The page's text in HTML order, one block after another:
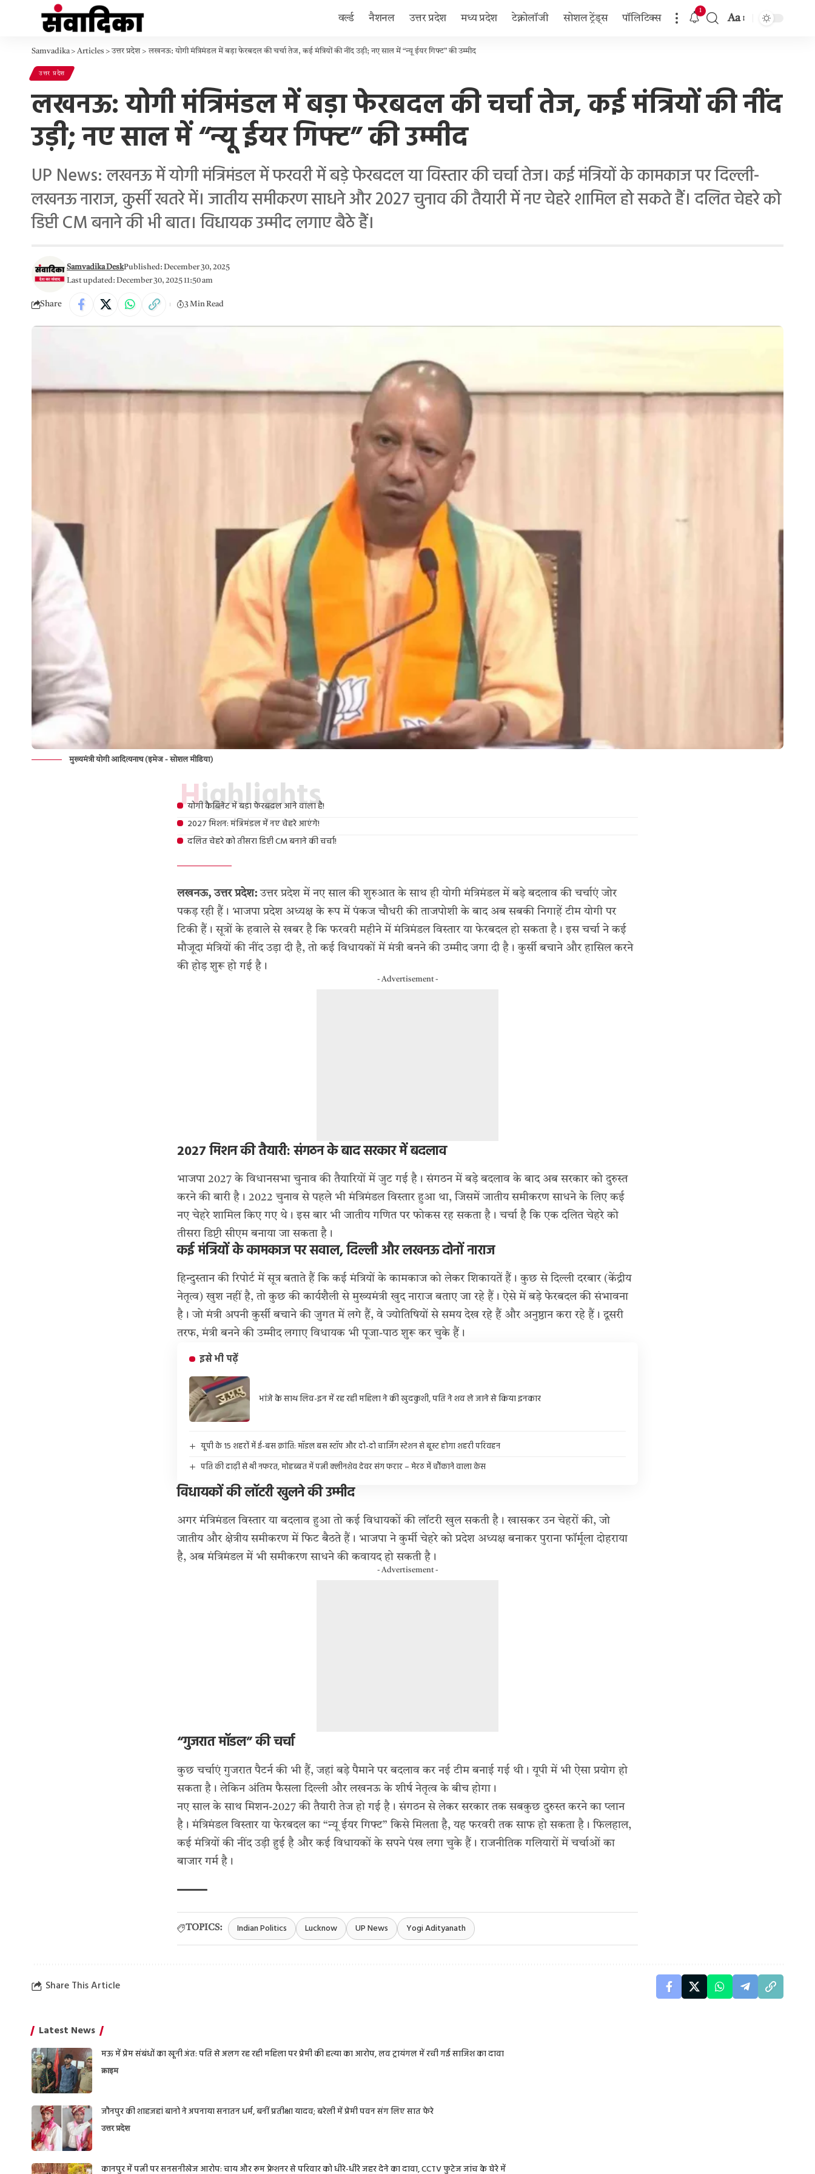
वर्ल्ड नैशनल उत्तर प्रदेश मध्य प्रदेश टेक्नोलॉजी सोशल ट्रेंड्स पॉलिटिक्स
1
Aa
Samvadika>Articles >उत्तर प्रदेश>लखनऊ: योगी मंत्रिमंडल में बड़ा फेरबदल की चर्चा तेज, कई मंत्रियों की नींद उड़ी; नए साल में “न्यू ईयर गिफ्ट” की उम्मीद
उत्तर प्रदेश
लखनऊ: योगी मंत्रिमंडल में बड़ा फेरबदल की चर्चा तेज, कई मंत्रियों की नींद
उड़ी; नए साल में “न्यू ईयर गिफ्ट” की उम्मीद
UP News: लखनऊ में योगी मंत्रिमंडल में फरवरी में बड़े फेरबदल या विस्तार की चर्चा तेज। कई मंत्रियों के कामकाज पर दिल्ली-
लखनऊ नाराज, कुर्सी खतरे में। जातीय समीकरण साधने और 2027 चुनाव की तैयारी में नए चेहरे शामिल हो सकते हैं। दलित चेहरे को
डिप्टी CM बनाने की भी बात। विधायक उम्मीद लगाए बैठे हैं।
Last updated: December 30, 2025 11:50 am
Samvadika DeskPublished: December 30, 2025
Share 3 Min Read
मुख्यमंत्री योगी आदित्यनाथ (इमेज - सोशल मीडिया)
Highlights
योगी कैबिनेट में बड़ा फेरबदल आने वाला है!
2027 मिशन: मंत्रिमंडल में नए चेहरे आएंगे!
दलित चेहरे को तीसरा डिप्टी CM बनाने की चर्चा!
लखनऊ, उत्तर प्रदेश: उत्तर प्रदेश में नए साल की शुरुआत के साथ ही योगी मंत्रिमंडल में बड़े बदलाव की चर्चाएं जोर
पकड़ रही हैं। भाजपा प्रदेश अध्यक्ष के रूप में पंकज चौधरी की ताजपोशी के बाद अब सबकी निगाहें टीम योगी पर
टिकी हैं। सूत्रों के हवाले से खबर है कि फरवरी महीने में मंत्रिमंडल विस्तार या फेरबदल हो सकता है। इस चर्चा ने कई
मौजूदा मंत्रियों की नींद उड़ा दी है, तो कई विधायकों में मंत्री बनने की उम्मीद जगा दी है। कुर्सी बचाने और हासिल करने
की होड़ शुरू हो गई है।
- Advertisement -
2027 मिशन की तैयारी: संगठन के बाद सरकार में बदलाव
भाजपा 2027 के विधानसभा चुनाव की तैयारियों में जुट गई है। संगठन में बड़े बदलाव के बाद अब सरकार को दुरुस्त
करने की बारी है। 2022 चुनाव से पहले भी मंत्रिमंडल विस्तार हुआ था, जिसमें जातीय समीकरण साधने के लिए कई
नए चेहरे शामिल किए गए थे। इस बार भी जातीय गणित पर फोकस रह सकता है। चर्चा है कि एक दलित चेहरे को
तीसरा डिप्टी सीएम बनाया जा सकता है।
कई मंत्रियों के कामकाज पर सवाल, दिल्ली और लखनऊ दोनों नाराज
हिन्दुस्तान की रिपोर्ट में सूत्र बताते हैं कि कई मंत्रियों के कामकाज को लेकर शिकायतें हैं। कुछ से दिल्ली दरबार (केंद्रीय
नेतृत्व) खुश नहीं है, तो कुछ की कार्यशैली से मुख्यमंत्री खुद नाराज बताए जा रहे हैं। ऐसे में बड़े फेरबदल की संभावना
है। जो मंत्री अपनी कुर्सी बचाने की जुगत में लगे हैं, वे ज्योतिषियों से समय देख रहे हैं और अनुष्ठान करा रहे हैं। दूसरी
तरफ, मंत्री बनने की उम्मीद लगाए विधायक भी पूजा-पाठ शुरू कर चुके हैं।
इसे भी पढ़ें
भांजे के साथ लिव-इन में रह रही महिला ने की खुदकुशी, पति ने शव ले जाने से किया इनकार
यूपी के 15 शहरों में ई-बस क्रांति: मॉडल बस स्टॉप और दो-दो चार्जिंग स्टेशन से बूस्ट होगा शहरी परिवहन
पति की दाढ़ी से थी नफरत, मोहब्बत में पत्नी क्लीनशेव देवर संग फरार – मेरठ में चौंकाने वाला केस
विधायकों की लॉटरी खुलने की उम्मीद
अगर मंत्रिमंडल विस्तार या बदलाव हुआ तो कई विधायकों की लॉटरी खुल सकती है। खासकर उन चेहरों की, जो
जातीय और क्षेत्रीय समीकरण में फिट बैठते हैं। भाजपा ने कुर्मी चेहरे को प्रदेश अध्यक्ष बनाकर पुराना फॉर्मूला दोहराया
है, अब मंत्रिमंडल में भी समीकरण साधने की कवायद हो सकती है।
- Advertisement -
“गुजरात मॉडल” की चर्चा
कुछ चर्चाएं गुजरात पैटर्न की भी हैं, जहां बड़े पैमाने पर बदलाव कर नई टीम बनाई गई थी। यूपी में भी ऐसा प्रयोग हो
सकता है। लेकिन अंतिम फैसला दिल्ली और लखनऊ के शीर्ष नेतृत्व के बीच होगा।
नए साल के साथ मिशन-2027 की तैयारी तेज हो गई है। संगठन से लेकर सरकार तक सबकुछ दुरुस्त करने का प्लान
है। मंत्रिमंडल विस्तार या फेरबदल का “न्यू ईयर गिफ्ट” किसे मिलता है, यह फरवरी तक साफ हो सकता है। फिलहाल,
कई मंत्रियों की नींद उड़ी हुई है और कई विधायकों के सपने पंख लगा चुके हैं। राजनीतिक गलियारों में चर्चाओं का
बाजार गर्म है।
TOPICS: Indian Politics Lucknow UP News Yogi Adityanath
Share This Article
Latest News
मऊ में प्रेम संबंधों का खूनी अंत: पति से अलग रह रही महिला पर प्रेमी की हत्या का आरोप, लव ट्रायंगल में रची गई साजिश का दावा
क्राइम
जौनपुर की शाहजहां बानो ने अपनाया सनातन धर्म, बनीं प्रतीक्षा यादव; बरेली में प्रेमी पवन संग लिए सात फेरे
उत्तर प्रदेश
कानपुर में पत्नी पर सनसनीखेज आरोप: चाय और रूम फ्रेशनर से परिवार को धीरे-धीरे जहर देने का दावा, CCTV फुटेज जांच के घेरे में